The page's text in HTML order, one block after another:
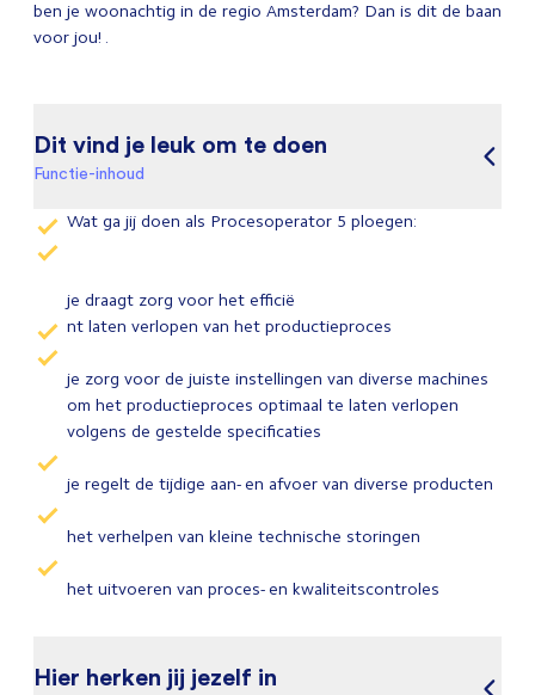
ben je woonachtig in de regio Amsterdam? Dan is dit de baan
voor jou! .
Dit vind je leuk om te doen
Functie-inhoud
Wat ga jij doen als Procesoperator 5 ploegen:
je draagt zorg voor het efficië
nt laten verlopen van het productieproces
je zorg voor de juiste instellingen van diverse machines
om het productieproces optimaal te laten verlopen
volgens de gestelde specificaties
je regelt de tijdige aan- en afvoer van diverse producten
het verhelpen van kleine technische storingen
het uitvoeren van proces- en kwaliteitscontroles
Hier herken jij jezelf in